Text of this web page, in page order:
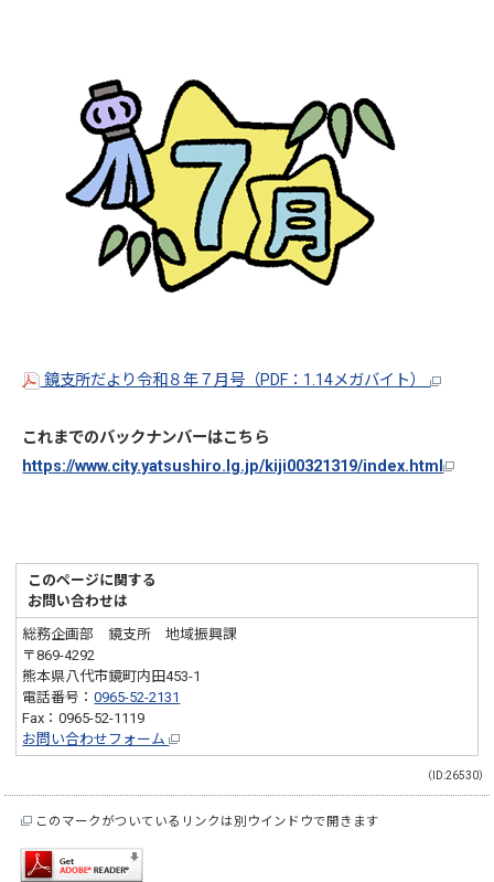
鏡支所だより令和８年７月号（PDF：1.14メガバイト）
これまでのバックナンバーはこちら
https://www.city.yatsushiro.lg.jp/kiji00321319/index.html
このページに関する
お問い合わせは
総務企画部 鏡支所 地域振興課
〒869-4292
熊本県八代市鏡町内田453-1
電話番号：0965-52-2131
Fax：0965-52-1119
お問い合わせフォーム
（ID:26530）
このマークがついているリンクは別ウインドウで開きます